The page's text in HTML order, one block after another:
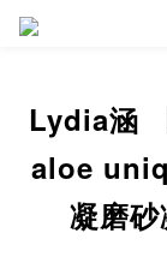
Lydia涵
aloe
凝磨